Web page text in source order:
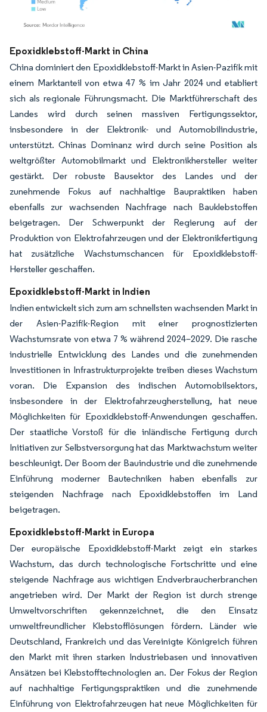
Bild © Mordor Intelligence. Wiederverwendung erfordert Namensnennung gemäß
Epoxidklebstoff-Markt in China
China dominiert den Epoxidklebstoff-Markt in Asien-Pazifik mit
einem Marktanteil von etwa 47 % im Jahr 2024 und etabliert
sich als regionale Führungsmacht. Die Marktführerschaft des
Landes wird durch seinen massiven Fertigungssektor,
insbesondere in der Elektronik- und Automobilindustrie,
unterstützt. Chinas Dominanz wird durch seine Position als
weltgrößter Automobilmarkt und Elektronikhersteller weiter
gestärkt. Der robuste Bausektor des Landes und der
zunehmende Fokus auf nachhaltige Baupraktiken haben
ebenfalls zur wachsenden Nachfrage nach Bauklebstoffen
beigetragen. Der Schwerpunkt der Regierung auf der
Produktion von Elektrofahrzeugen und der Elektronikfertigung
hat zusätzliche Wachstumschancen für Epoxidklebstoff-
Hersteller geschaffen.
Epoxidklebstoff-Markt in Indien
Indien entwickelt sich zum am schnellsten wachsenden Markt in
der Asien-Pazifik-Region mit einer prognostizierten
Wachstumsrate von etwa 7 % während 2024–2029. Die rasche
industrielle Entwicklung des Landes und die zunehmenden
Investitionen in Infrastrukturprojekte treiben dieses Wachstum
voran. Die Expansion des indischen Automobilsektors,
insbesondere in der Elektrofahrzeugherstellung, hat neue
Möglichkeiten für Epoxidklebstoff-Anwendungen geschaffen.
Der staatliche Vorstoß für die inländische Fertigung durch
Initiativen zur Selbstversorgung hat das Marktwachstum weiter
beschleunigt. Der Boom der Bauindustrie und die zunehmende
Einführung moderner Bautechniken haben ebenfalls zur
steigenden Nachfrage nach Epoxidklebstoffen im Land
beigetragen.
Epoxidklebstoff-Markt in Europa
Der europäische Epoxidklebstoff-Markt zeigt ein starkes
Wachstum, das durch technologische Fortschritte und eine
steigende Nachfrage aus wichtigen Endverbraucherbranchen
angetrieben wird. Der Markt der Region ist durch strenge
Umweltvorschriften gekennzeichnet, die den Einsatz
umweltfreundlicher Klebstofflösungen fördern. Länder wie
Deutschland, Frankreich und das Vereinigte Königreich führen
den Markt mit ihren starken Industriebasen und innovativen
Ansätzen bei Klebstofftechnologien an. Der Fokus der Region
auf nachhaltige Fertigungspraktiken und die zunehmende
Einführung von Elektrofahrzeugen hat neue Möglichkeiten für